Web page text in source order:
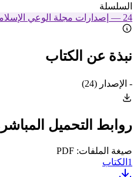
السلسلة
24
— إصدارات مجلة الوعي
نبذة عن الكتاب
- الإصدار (24)
روابط التحميل
صيغة الملفات: PDF
1 الكتاب